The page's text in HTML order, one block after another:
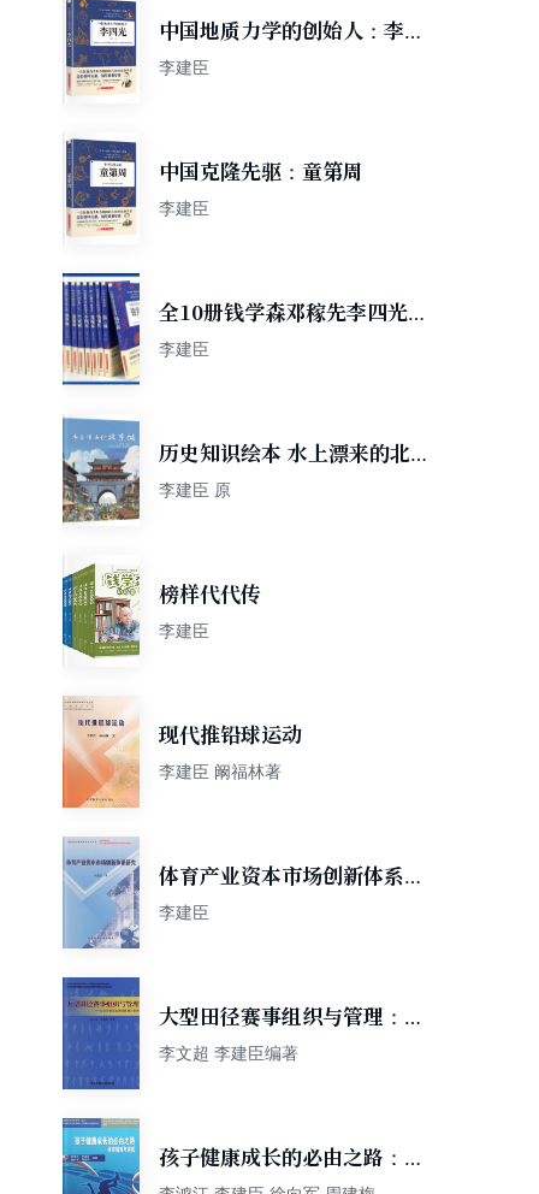
中国地质力学的创始人：李四
光
李建臣
中国克隆先驱：童第周
李建臣
全10册钱学森邓稼先李四光竺
可桢钱三强钱伟长童第周华罗
李建臣
历史知识绘本 水上漂来的北京
城
李建臣 原
榜样代代传
李建臣
现代推铅球运动
李建臣 阚福林著
体育产业资本市场创新体系研
究
李建臣
大型田径赛事组织与管理：以
北京奥运会田径比赛为案例
李文超 李建臣编著
孩子健康成长的必由之路：体
育锻炼与游戏